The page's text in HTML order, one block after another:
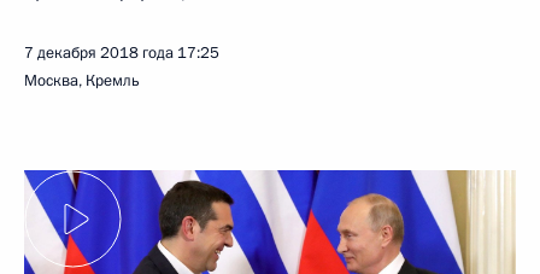
7 декабря 2018 года 17:25
Москва, Кремль